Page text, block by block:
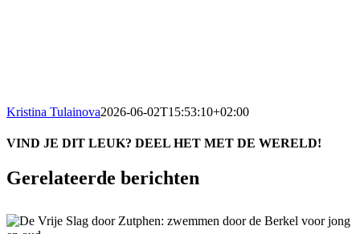
Kristina Tulainova2026-06-02T15:53:10+02:00
VIND JE DIT LEUK? DEEL HET MET DE WERELD!
Facebook
X
Reddit
LinkedIn
WhatsApp
Tumblr
Pinterest
Vk
E-
mail
Gerelateerde berichten